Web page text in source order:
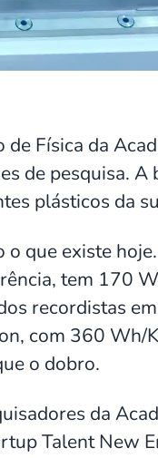
Física da
de pesquisa.
plásticos da
que existe
tem 170
recordistas
com 360 Wh/
o dobro.
da
Talent New